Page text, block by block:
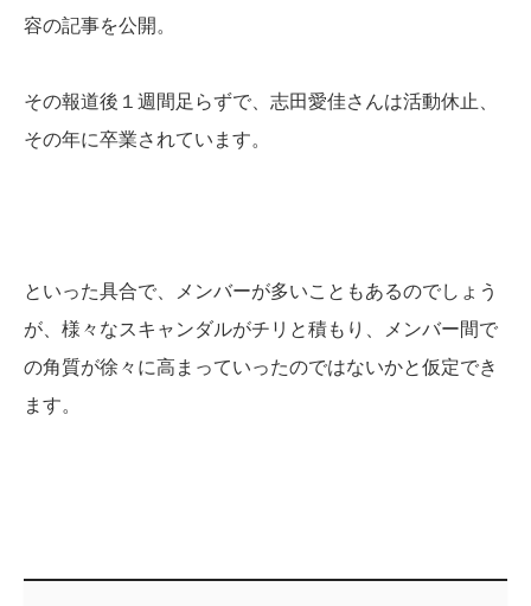
容の記事を公開。
その報道後１週間足らずで、志田愛佳さんは活動休止、
その年に卒業されています。
といった具合で、メンバーが多いこともあるのでしょう
が、様々なスキャンダルがチリと積もり、メンバー間で
の角質が徐々に高まっていったのではないかと仮定でき
ます。